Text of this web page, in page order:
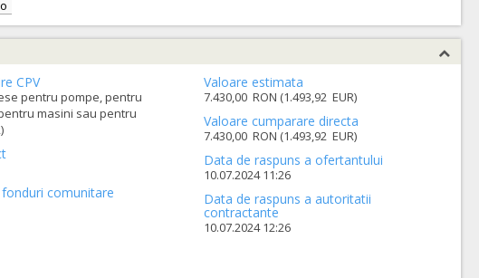
CPV
pentru pompe, pentru
masini sau pentru
comunitare
Valoare estimata
7.430,00 RON (1.493,92 EUR)
Valoare cumparare directa
7.430,00 RON (1.493,92 EUR)
Data de raspuns a ofertantului
10.07.2024 11:26
Data de raspuns a autoritatii
contractante
10.07.2024 12:26